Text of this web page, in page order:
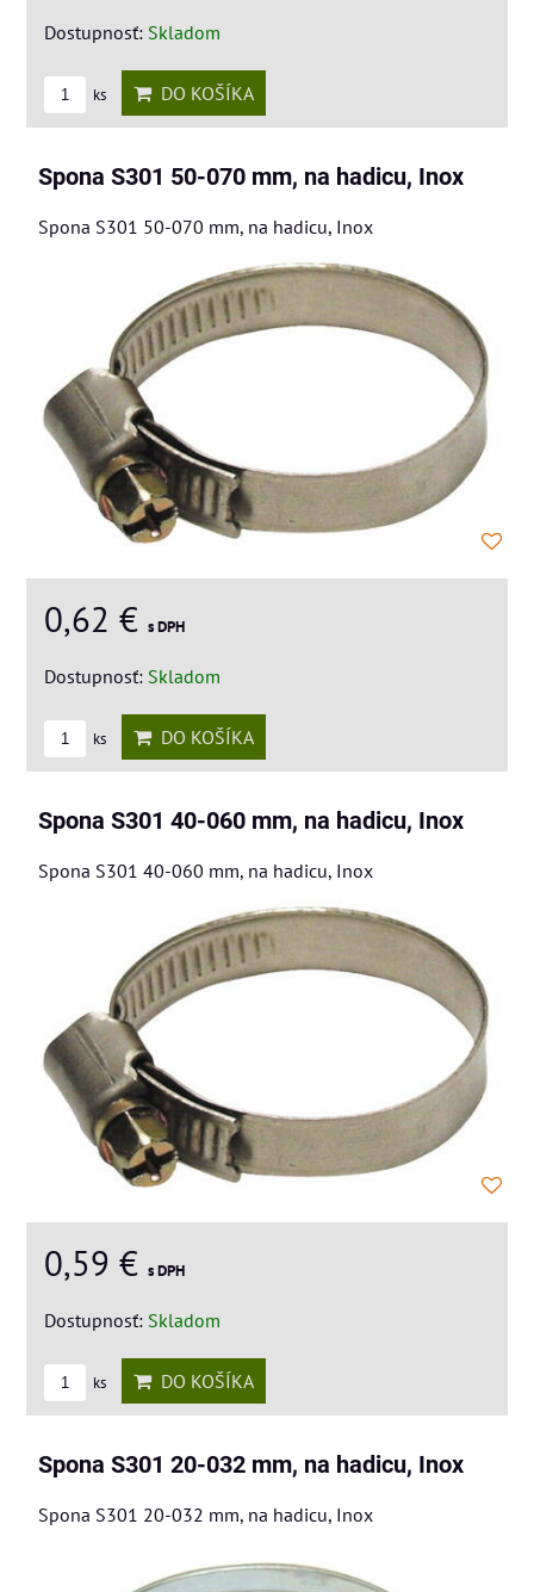
Dostupnosť: Skladom
ks DO KOŠÍKA
Spona S301 50-070 mm, na hadicu, Inox
Spona S301 50-070 mm, na hadicu, Inox
0,62 € s DPH
Dostupnosť: Skladom
ks DO KOŠÍKA
Spona S301 40-060 mm, na hadicu, Inox
Spona S301 40-060 mm, na hadicu, Inox
0,59 € s DPH
Dostupnosť: Skladom
ks DO KOŠÍKA
Spona S301 20-032 mm, na hadicu, Inox
Spona S301 20-032 mm, na hadicu, Inox